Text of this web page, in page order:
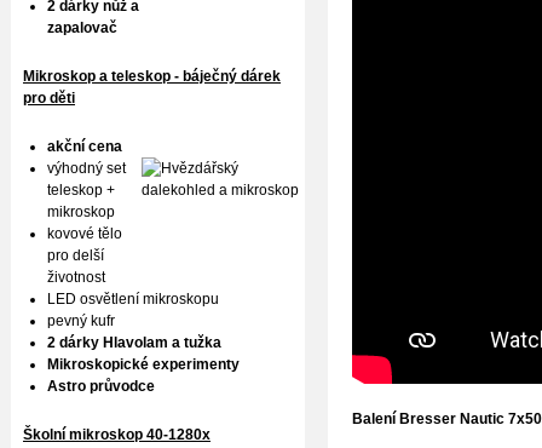
Balení Bresser Nautic 7x50
2 dárky nůž a
zapalovač
Mikroskop a teleskop - báječný dárek
pro děti
akční cena
výhodný set
teleskop +
mikroskop
kovové tělo
pro delší
životnost
LED osvětlení mikroskopu
pevný kufr
2 dárky Hlavolam a tužka
Mikroskopické experimenty
Astro průvodce
Školní mikroskop 40-1280x